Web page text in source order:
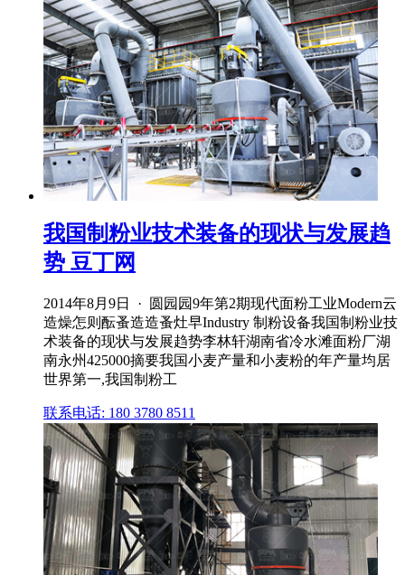
我国制粉业技术装备的现状与发展趋
势 豆丁网
2014年8月9日 · 圆园园9年第2期现代面粉工业Modern云
造燥怎则酝蚤造造蚤灶早Industry 制粉设备我国制粉业技
术装备的现状与发展趋势李林轩湖南省冷水滩面粉厂湖
南永州425000摘要我国小麦产量和小麦粉的年产量均居
世界第一,我国制粉工
联系电话: 180 3780 8511